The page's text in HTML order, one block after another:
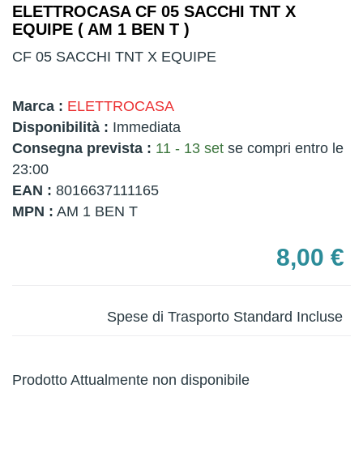
ELETTROCASA CF 05 SACCHI TNT X
EQUIPE ( AM 1 BEN T )
CF 05 SACCHI TNT X EQUIPE
Marca : ELETTROCASA
Disponibilità : Immediata
Consegna prevista : 11 - 13 set se compri entro le
23:00
EAN : 8016637111165
MPN : AM 1 BEN T
8,00 €
Spese di Trasporto Standard Incluse
Prodotto Attualmente non disponibile